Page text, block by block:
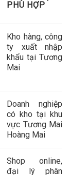
PHÙ HỢP
Kho hàng, công
ty xuất nhập
khẩu tại Tương
Mai
Doanh nghiệp
có kho tại khu
vực Tương Mai
Hoàng Mai
Shop online,
đại lý phân